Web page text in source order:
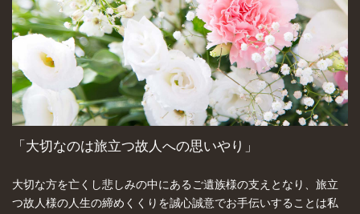
「大切なのは旅立つ故人への思いやり」
大切な方を亡くし悲しみの中にあるご遺族様の支えとなり、旅立
つ故人様の人生の締めくくりを誠心誠意でお手伝いすることは私